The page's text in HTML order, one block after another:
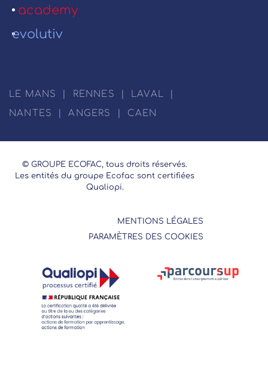
academy
evolutiv
LE MANS RENNES LAVAL
NANTES
ANGERS CAEN
© GROUPE ECOFAC, tous droits réservés.
Les entités du groupe Ecofac sont certifiées
Qualiopi.
MENTIONS LÉGALES
PARAMÈTRES DES COOKIES